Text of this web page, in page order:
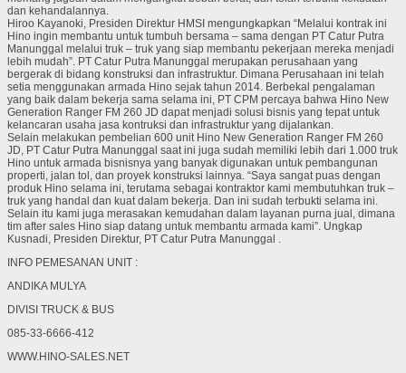
dan kehandalannya.
Hiroo Kayanoki, Presiden Direktur HMSI mengungkapkan “Melalui kontrak ini
Hino ingin membantu untuk tumbuh bersama – sama dengan PT Catur Putra
Manunggal melalui truk – truk yang siap membantu pekerjaan mereka menjadi
lebih mudah”. PT Catur Putra Manunggal merupakan perusahaan yang
bergerak di bidang konstruksi dan infrastruktur. Dimana Perusahaan ini telah
setia menggunakan armada Hino sejak tahun 2014. Berbekal pengalaman
yang baik dalam bekerja sama selama ini, PT CPM percaya bahwa Hino New
Generation Ranger FM 260 JD dapat menjadi solusi bisnis yang tepat untuk
kelancaran usaha jasa kontruksi dan infrastruktur yang dijalankan.
Selain melakukan pembelian 600 unit Hino New Generation Ranger FM 260
JD, PT Catur Putra Manunggal saat ini juga sudah memiliki lebih dari 1.000 truk
Hino untuk armada bisnisnya yang banyak digunakan untuk pembangunan
properti, jalan tol, dan proyek konstruksi lainnya. “Saya sangat puas dengan
produk Hino selama ini, terutama sebagai kontraktor kami membutuhkan truk –
truk yang handal dan kuat dalam bekerja. Dan ini sudah terbukti selama ini.
Selain itu kami juga merasakan kemudahan dalam layanan purna jual, dimana
tim after sales Hino siap datang untuk membantu armada kami”. Ungkap
Kusnadi, Presiden Direktur, PT Catur Putra Manunggal .
INFO PEMESANAN UNIT :
ANDIKA MULYA
DIVISI TRUCK & BUS
085-33-6666-412
WWW.HINO-SALES.NET